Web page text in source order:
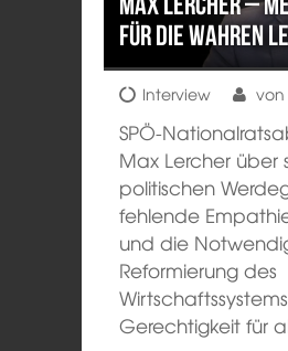
für die wahren
Interview
SPÖ-
Max Lercher über
politischen
fehlende
und die
Reformierung des
Gerechtigkeit für